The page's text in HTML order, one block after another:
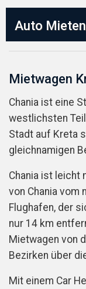
Auto
Mietwagen
Chania ist eine
westlichsten
Stadt auf Kreta
gleichnamigen
Chania ist leicht
von Chania vom
Flughafen, der
nur 14 km
Mietwagen von
Bezirken über
Mit einem Car